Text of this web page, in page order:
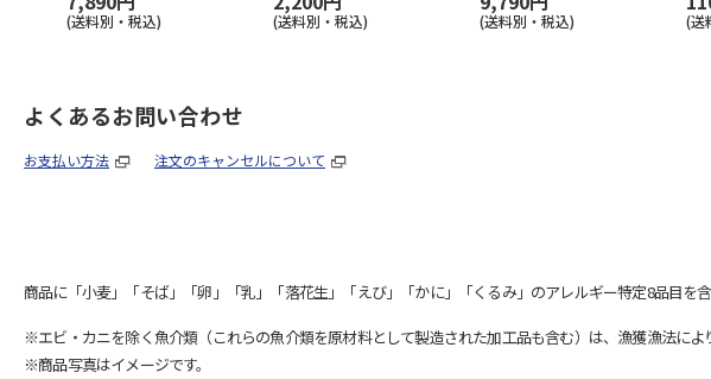
(送料別・税込) (送料別・税込) (送料別・税込) (送
よくあるお問い合わせ
お支払い方法 注文のキャンセルについて
商品に「小麦」「そば」「卵」「乳」「落花生」「えび」「かに」「くるみ」のアレルギー特定8品目を
※エビ・カニを除く魚介類（これらの魚介類を原材料として製造された加工品も含む）は、漁獲漁法に
※商品写真はイメージです。